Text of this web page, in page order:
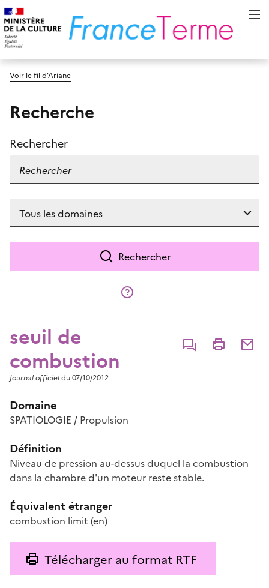
Voir le fil d’Ariane
Recherche
Rechercher
Rechercher
seuil de
combustion
CommenterImprimer
Journal officieldu 07/10/2012
Domaine
SPATIOLOGIE / Propulsion
Définition
Niveau de pression au-dessus duquel la combustion
dans la chambre d'un moteur reste stable.
Équivalent étranger
combustion limit (en)
Télécharger au format RTF